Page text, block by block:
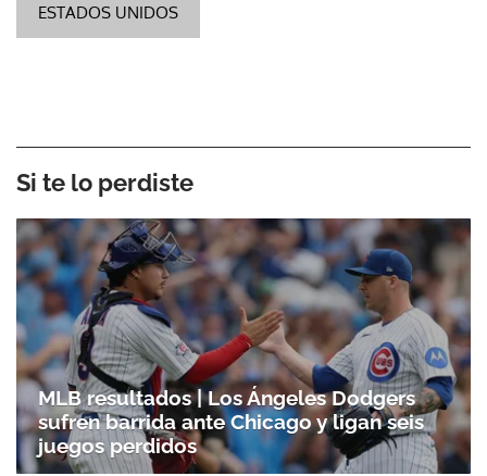
ESTADOS UNIDOS
Si te lo perdiste
MLB resultados | Los Ángeles Dodgers
sufren barrida ante Chicago y ligan seis
juegos perdidos